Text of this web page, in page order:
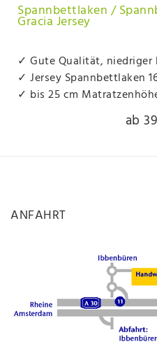
Spannbettlaken /
Gracia Jersey
✓ Gute Qualität, niedriger
✓ Jersey Spannbettlaken
✓ bis 25 cm
ab
ANFAHRT